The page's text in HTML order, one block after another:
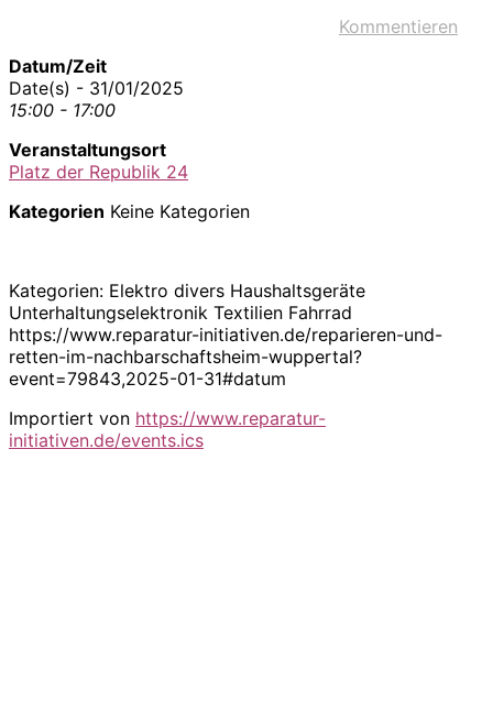
Kommentieren
Datum/Zeit
Date(s) - 31/01/2025
15:00 - 17:00
Veranstaltungsort
Platz der Republik 24
Kategorien Keine Kategorien
Kategorien: Elektro divers Haushaltsgeräte
Unterhaltungselektronik Textilien Fahrrad
https://www.reparatur-initiativen.de/reparieren-und-
retten-im-nachbarschaftsheim-wuppertal?
event=79843,2025-01-31#datum
Importiert von https://www.reparatur-
initiativen.de/events.ics